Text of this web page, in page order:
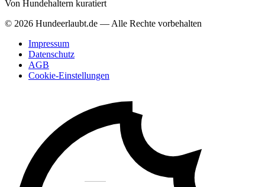
Von Hundehaltern kuratiert
© 2026 Hundeerlaubt.de — Alle Rechte vorbehalten
Impressum
Datenschutz
AGB
Cookie-Einstellungen